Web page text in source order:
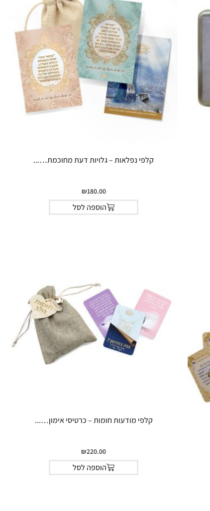
קלפי נפלאות – גלויות דעת מחוכמת…...
₪180.00
הוספה לסל
קלפי מודעות חומות – כרטיסי אימון…...
₪220.00
הוספה לסל